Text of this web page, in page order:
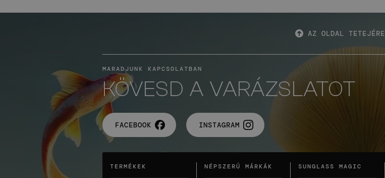
AZ OLDAL TETEJÉRE
MARADJUNK KAPCSOLATBAN
KÖVESD A VARÁZSLATOT
FACEBOOK INSTAGRAM
TERMÉKEK NÉPSZERŰ MÁRKÁK SUNGLASS MAGIC